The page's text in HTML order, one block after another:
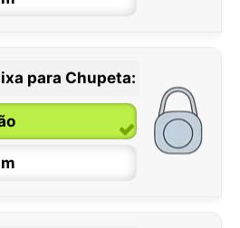
para Chupeta: